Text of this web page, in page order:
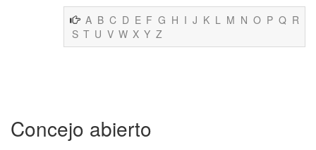
A B C D E F G H I J K L M N O P Q R
S T U V W X Y Z
Concejo abierto